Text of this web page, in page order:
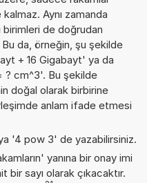
Aynı zamanda
de doğrudan
da, örneğin, şu şekilde
+ 16 Gigabayt' ya da
cm^3'. Bu şekilde
doğal olarak birbirine
anlam ifade etmesi
'4 pow 3' de yazabilirsiniz.
yanına bir onay imi
bir sayı olarak çıkacaktır.